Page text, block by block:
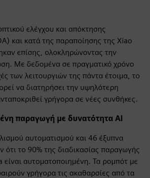
ελέγχου και απόκτησης
και κατά της παραποίησης της Xiao
επίσης, ολοκληρώνοντας την
Με δεδομένα σε πραγματικό χρόνο
των λειτουργιών της πάντα έτοιμα, το
να διατηρήσει την υψηλότερη
γρήγορα σε νέες συνθήκες.
παραγωγή με δυνατότητα AI
αυτοματισμού και 46 έξυπνα
ότι το 90% της διαδικασίας παραγωγής
είναι αυτοματοποιημένη. Τα ρομπότ με
γρήγορα τις ακαθαρσίες από τα